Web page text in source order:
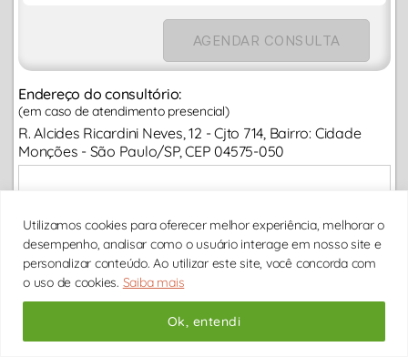
Utilizamos cookies para oferecer melhor experiência, melhorar o
desempenho, analisar como o usuário interage em nosso site e
personalizar conteúdo. Ao utilizar este site, você concorda com
o uso de cookies. Saiba mais
Ok, entendi
AGENDAR CONSULTA
Endereço do consultório:
(em caso de atendimento presencial)
R. Alcides Ricardini Neves, 12 - Cjto 714, Bairro: Cidade
Monções - São Paulo/SP, CEP 04575-050